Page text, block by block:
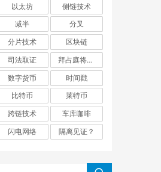
以太坊
侧链技术
减半
分叉
分片技术
区块链
司法取证
拜占庭将军问题
数字货币
时间戳
比特币
莱特币
跨链技术
车库咖啡
闪电网络 隔离见证？